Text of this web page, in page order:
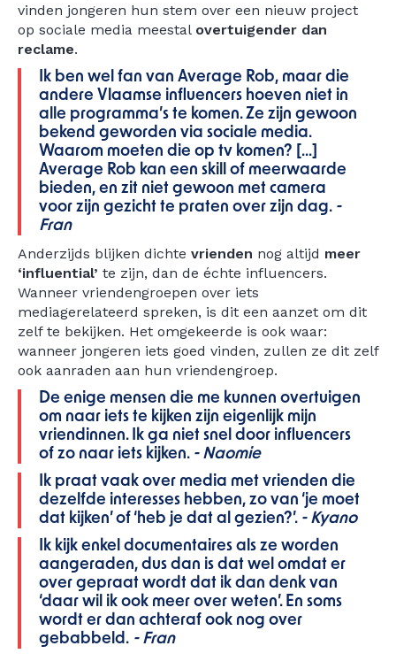
vinden jongeren hun stem over een nieuw project
op sociale media meestal overtuigender dan
reclame.
Ik ben wel fan van Average Rob, maar die
andere Vlaamse influencers hoeven niet in
alle programma’s te komen. Ze zijn gewoon
bekend geworden via sociale media.
Waarom moeten die op tv komen? [...]
Average Rob kan een skill of meerwaarde
bieden, en zit niet gewoon met camera
voor zijn gezicht te praten over zijn dag. -
Fran
Anderzijds blijken dichte vrienden nog altijd meer
‘influential’ te zijn, dan de échte influencers.
Wanneer vriendengroepen over iets
mediagerelateerd spreken, is dit een aanzet om dit
zelf te bekijken. Het omgekeerde is ook waar:
wanneer jongeren iets goed vinden, zullen ze dit zelf
ook aanraden aan hun vriendengroep.
De enige mensen die me kunnen overtuigen
om naar iets te kijken zijn eigenlijk mijn
vriendinnen. Ik ga niet snel door influencers
of zo naar iets kijken. - Naomie
Ik praat vaak over media met vrienden die
dezelfde interesses hebben, zo van ‘je moet
dat kijken’ of ‘heb je dat al gezien?’. - Kyano
Ik kijk enkel documentaires als ze worden
aangeraden, dus dan is dat wel omdat er
over gepraat wordt dat ik dan denk van
‘daar wil ik ook meer over weten’. En soms
wordt er dan achteraf ook nog over
gebabbeld. - Fran